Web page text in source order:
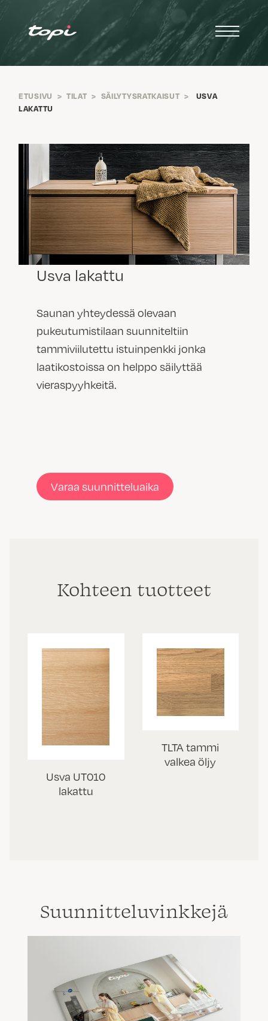
ETUSIVU > TILAT > SÄILYTYSRATKAISUT >
USVA
LAKATTU
Usva lakattu
Saunan yhteydessä olevaan
pukeutumistilaan suunniteltiin
tammiviilutettu istuinpenkki jonka
laatikostoissa on helppo säilyttää
vieraspyyhkeitä.
Varaa suunnitteluaika
Kohteen tuotteet
Usva UT010
lakattu
TLTA tammi
valkea öljy
Suunnittelu­vinkkejä